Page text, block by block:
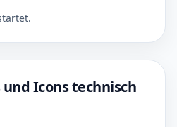
Icons technisch